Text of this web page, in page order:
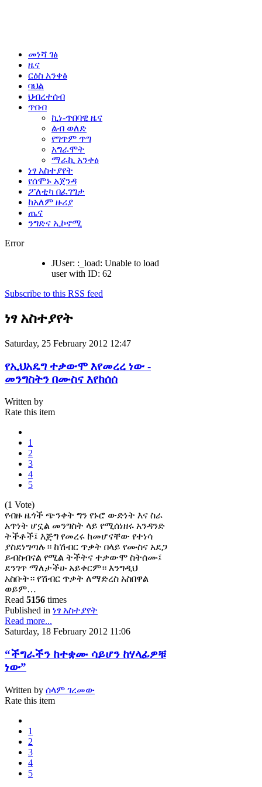
መነሻ ገፅ
ዜና
ርዕስ አንቀፅ
ባህል
ህብረተሰብ
ጥበብ
ኪነ-ጥበባዊ ዜና
ልብ ወለድ
የግጥም ጥግ
አግራሞት
ማራኪ አንቀፅ
ነፃ አስተያየት
የሰሞኑ አጀንዳ
ፖለቲካ በፈገግታ
ከአለም ዙሪያ
ጤና
ንግድና ኢኮኖሚ
Error
JUser: :_load: Unable to load
user with ID: 62
Subscribe to this RSS feed
ነፃ አስተያየት
Saturday, 25 February 2012 12:47
የኢህአዴግ ተቃውሞ እየመረረ ነው -
መንግስትን በሙስና እየከሰሰ
Written by
Rate this item
1
2
3
4
5
(1 Vote)
የብዙ ዜጎች ጭንቀት ግን የኑሮ ውድነት እና ስራ
አጥነት ሆኗል መንግስት ላይ የሚሰነዘሩ አንዳንድ
ትችቶች፤ እጅግ የመረሩ ከመሆናቸው የተነሳ
ያስደነግጣሉ። ከሽብር ጥቃት በላይ የሙስና አደጋ
ይብስብናል የሚል ትችትና ተቃውሞ ስትሰሙ፤
ደንገጥ ማለታችሁ አይቀርም። እንግዲህ
አስቡት። የሽብር ጥቃት ለማድረስ አስበዋል
ወይም…
Read 5156 times
Published in ነፃ አስተያየት
Read more...
Saturday, 18 February 2012 11:06
“ችግራችን ከተቋሙ ሳይሆን ከሃላፊዎቹ
ነው”
Written by ሰላም ገረመው
Rate this item
1
2
3
4
5